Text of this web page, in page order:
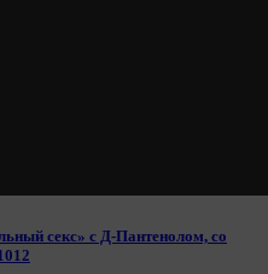
секс» с Д-Пантенолом, со